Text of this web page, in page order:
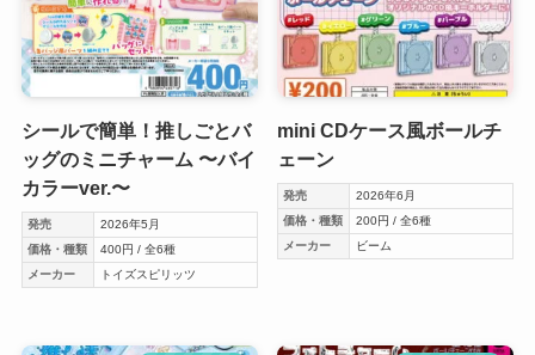
シールで簡単！推しごとバ
ッグのミニチャーム 〜バイ
カラーver.〜
発売
2026年5月
価格・種類
400円 / 全6種
メーカー
トイズスピリッツ
mini CDケース風ボールチ
ェーン
発売
2026年6月
価格・種類
200円 / 全6種
メーカー
ビーム